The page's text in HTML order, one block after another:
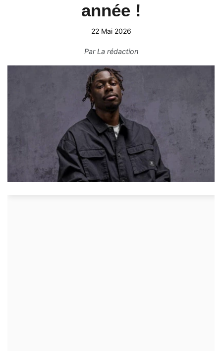
année !
22 Mai 2026
ParLa rédaction